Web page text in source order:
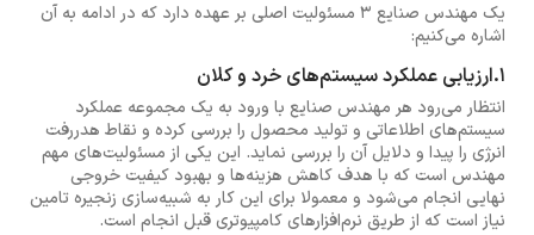
یک مهندس صنایع 3 مسئولیت اصلی بر عهده دارد که در ادامه به آن
اشاره می‌کنیم:
1.ارزیابی عملکرد سیستم‌های خرد و کلان
انتظار می‌رود هر مهندس صنایع با ورود به یک مجموعه عملکرد
سیستم‌های اطلاعاتی و تولید محصول را بررسی کرده و نقاط هدررفت
انرژی را پیدا و دلایل آن را بررسی نماید. این یکی از مسئولیت‌های مهم
مهندس است که با هدف کاهش هزینه‌ها و بهبود کیفیت خروجی
نهایی انجام می‌شود و معمولا برای این کار به شبیه‌سازی زنجیره تامین
نیاز است که از طریق نرم‌افزارهای کامپیوتری قبل انجام است.